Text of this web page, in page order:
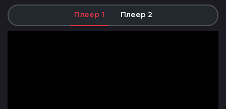
Плеер 1 Плеер 2